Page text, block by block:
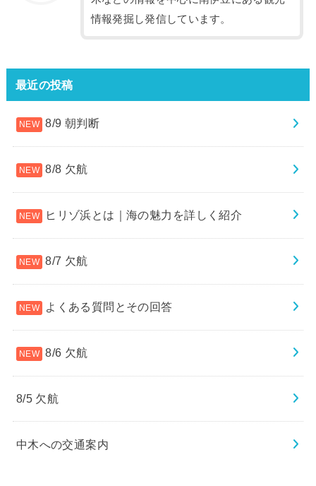
情報発掘し発信しています。
最近の投稿
8/9 朝判断
8/8 欠航
ヒリゾ浜とは｜海の魅力を詳しく紹介
8/7 欠航
よくある質問とその回答
8/6 欠航
8/5 欠航
中木への交通案内